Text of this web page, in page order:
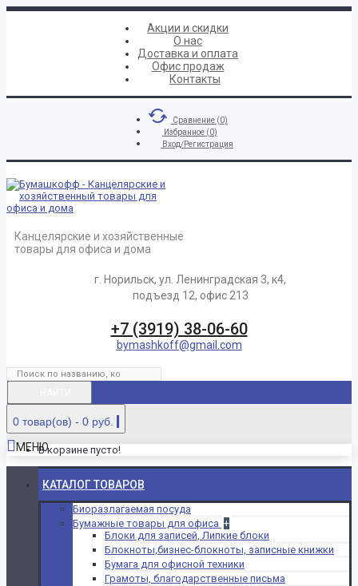
Акции и скидки
О нас
Доставка и оплата
Офис продаж
Контакты
Сравнение (0)
Избранное (0)
Вход/Регистрация
Канцелярские и хозяйственные
товары для офиса и дома
г. Норильск, ул. Ленинградская 3, к4,
подъезд 12, офис 213
+7 (3919) 38-06-60
bymashkoff@gmail.com
0 товар(ов) - 0 руб.
В корзине пусто!
МЕНЮ
КАТАЛОГ ТОВАРОВ
Биоразлагаемая посуда
Бумажные товары для офиса +
Блоки для записей, Липкие блоки
Блокноты,бизнес-блокноты, записные книжки
Бумага для офисной техники
Грамоты, благодарственные письма